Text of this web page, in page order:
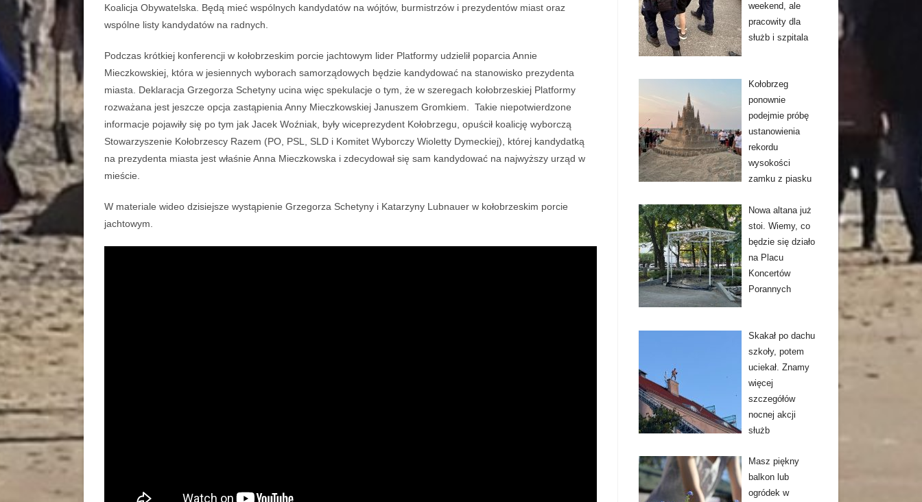
Koalicja Obywatelska. Będą mieć wspólnych kandydatów na wójtów, burmistrzów i prezydentów miast oraz
wspólne listy kandydatów na radnych.
Podczas krótkiej konferencji w kołobrzeskim porcie jachtowym lider Platformy udzielił poparcia Annie
Mieczkowskiej, która w jesiennych wyborach samorządowych będzie kandydować na stanowisko prezydenta
miasta. Deklaracja Grzegorza Schetyny ucina więc spekulacje o tym, że w szeregach kołobrzeskiej Platformy
rozważana jest jeszcze opcja zastąpienia Anny Mieczkowskiej Januszem Gromkiem. Takie niepotwierdzone
informacje pojawiły się po tym jak Jacek Woźniak, były wiceprezydent Kołobrzegu, opuścił koalicję wyborczą
Stowarzyszenie Kołobrzescy Razem (PO, PSL, SLD i Komitet Wyborczy Wioletty Dymeckiej), której kandydatką
na prezydenta miasta jest właśnie Anna Mieczkowska i zdecydował się sam kandydować na najwyższy urząd w
mieście.
W materiale wideo dzisiejsze wystąpienie Grzegorza Schetyny i Katarzyny Lubnauer w kołobrzeskim porcie
jachtowym.
weekend, ale
pracowity dla
służb i szpitala
Kołobrzeg
ponownie
podejmie próbę
ustanowienia
rekordu
wysokości
zamku z piasku
Nowa altana już
stoi. Wiemy, co
będzie się działo
na Placu
Koncertów
Porannych
Skakał po dachu
szkoły, potem
uciekał. Znamy
więcej
szczegółów
nocnej akcji
służb
Masz piękny
balkon lub
ogródek w